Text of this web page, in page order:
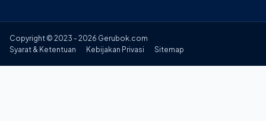
Copyright © 2023 - 2026 Gerubok.com
Syarat & Ketentuan
Kebijakan Privasi Sitemap